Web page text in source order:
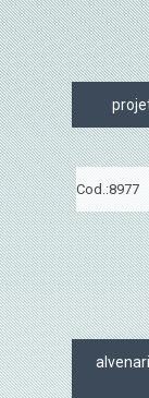
Cod.:8977